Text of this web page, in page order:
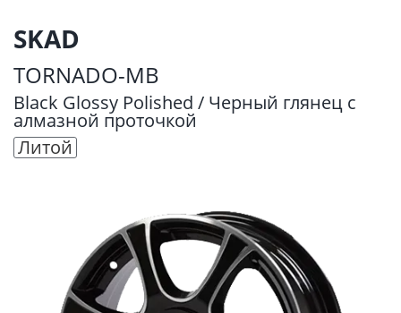
SKAD
TORNADO-MB
Black Glossy Polished / Черный глянец с
алмазной проточкой
Литой